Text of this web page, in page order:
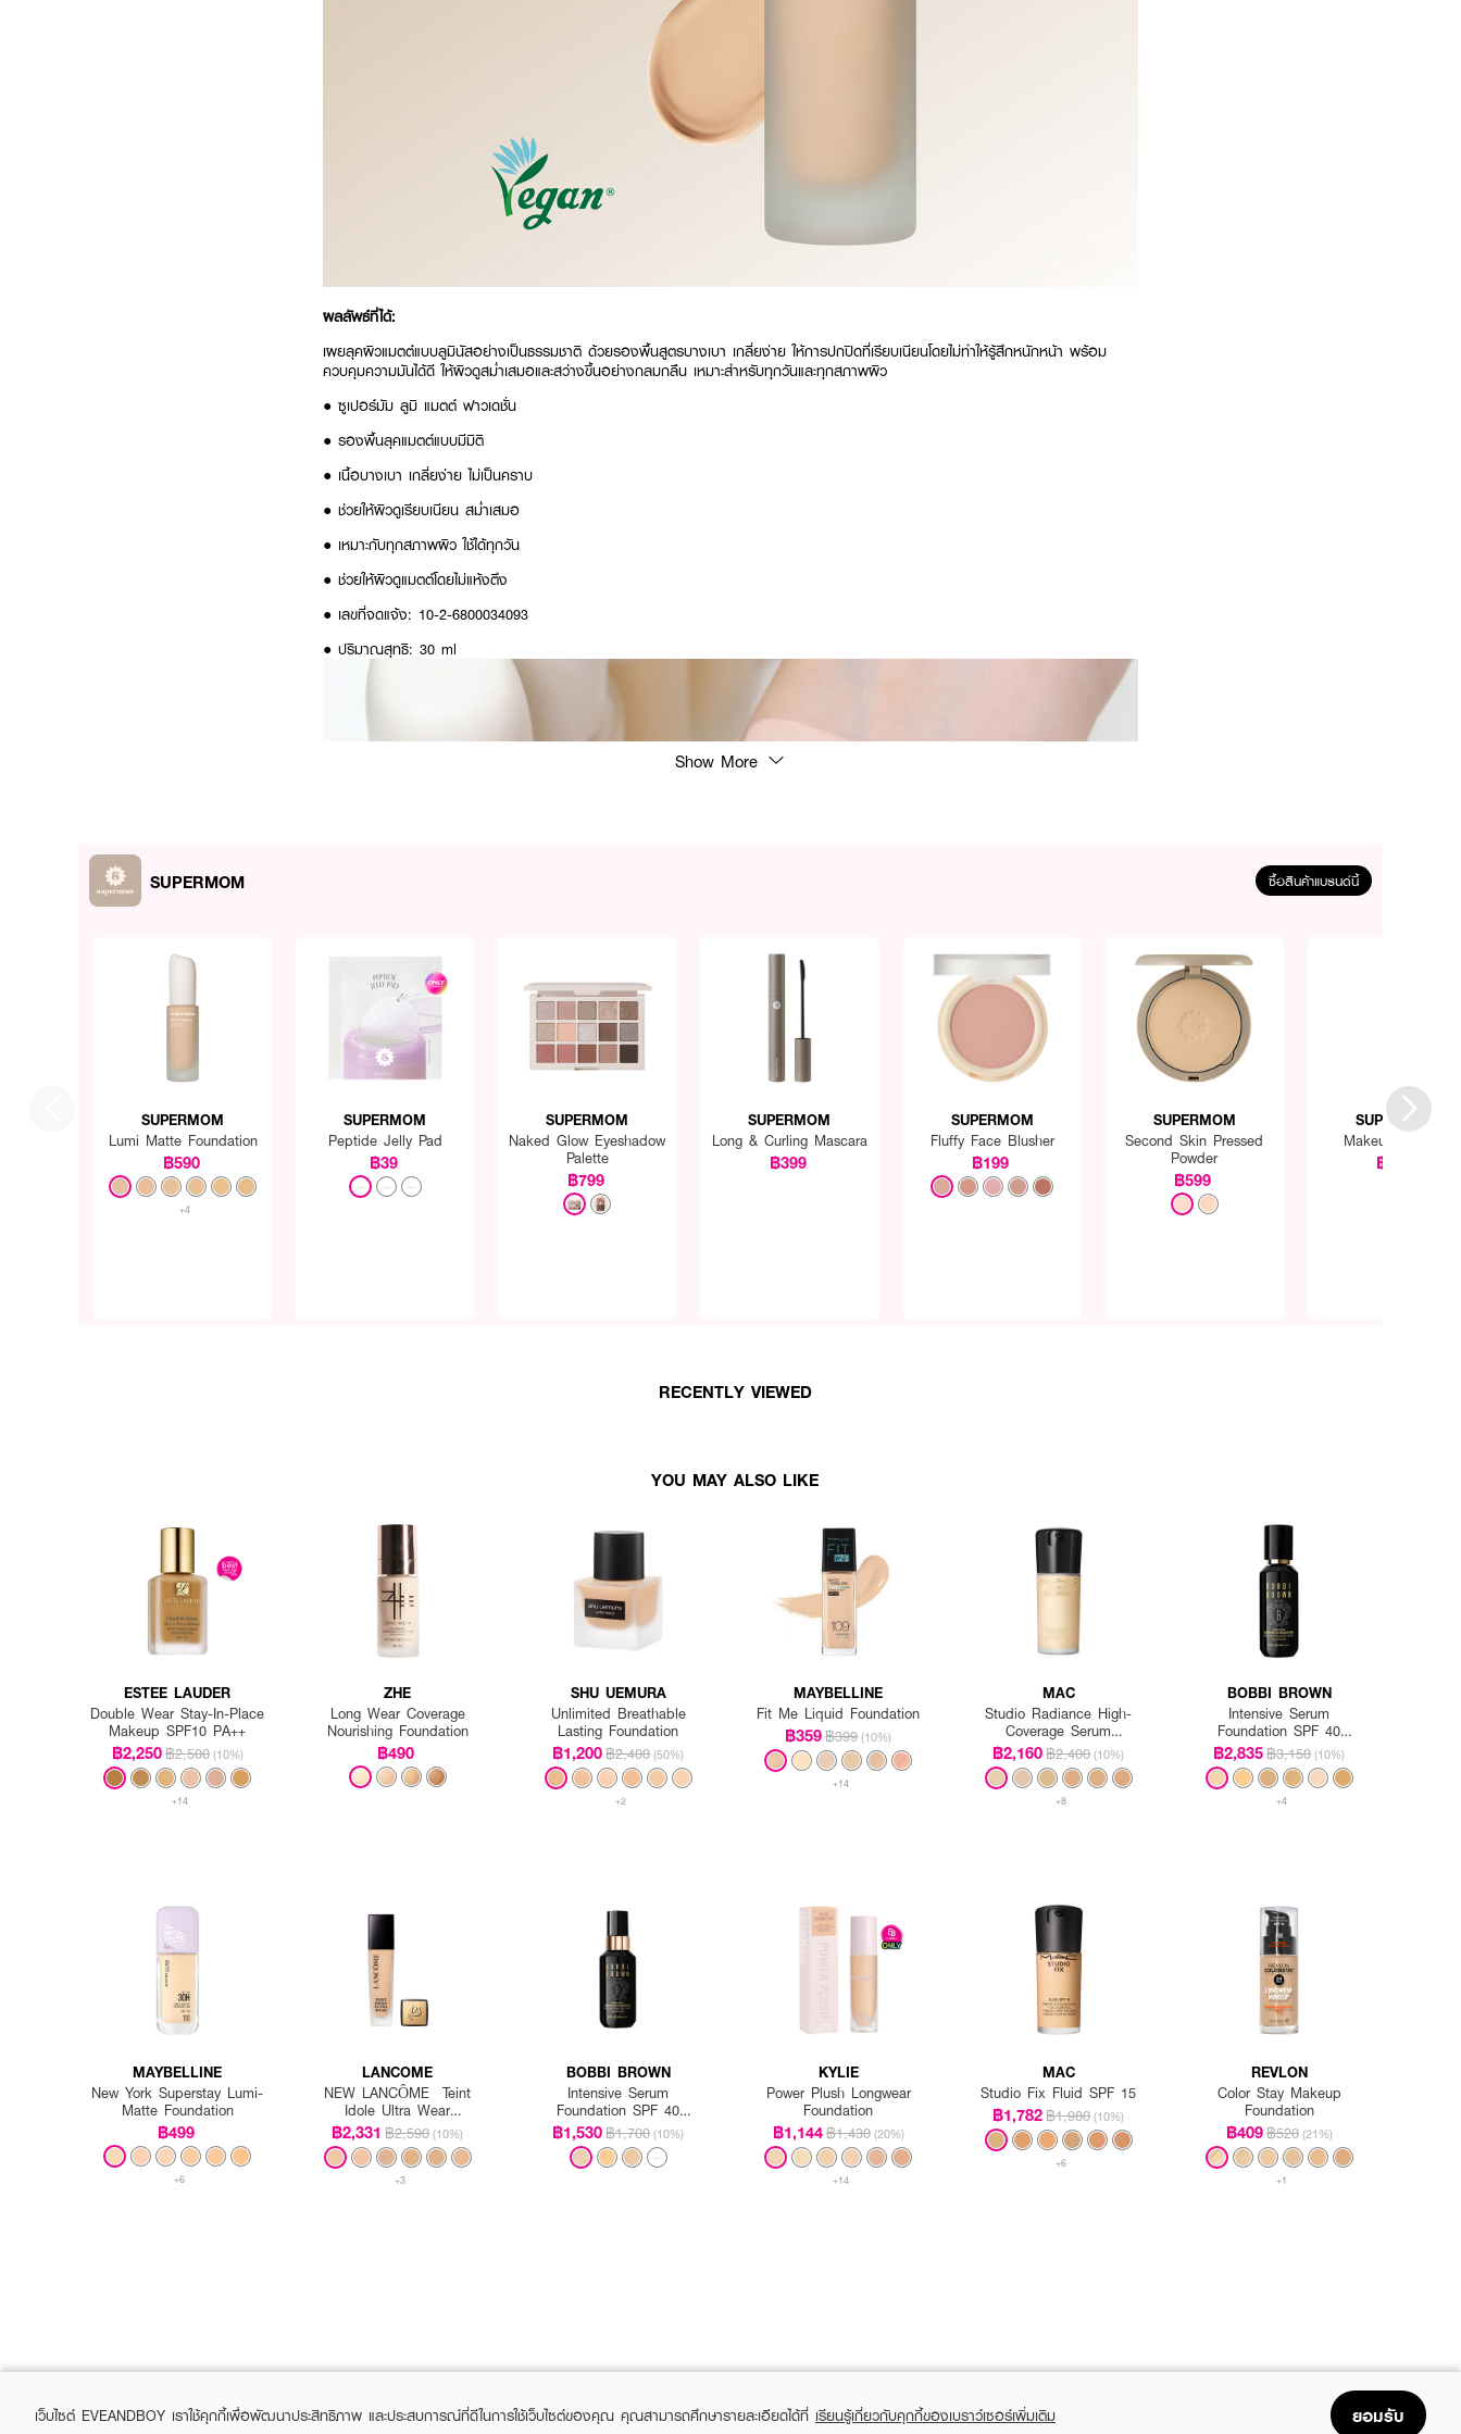
ผลลัพธ์ที่ได้:
เผยลุคผิวแมตต์แบบลูมินัสอย่างเป็นธรรมชาติ ด้วยรองพื้นสูตรบางเบา เกลี่ยง่าย ให้การปกปิดที่เรียบเนียนโดยไม่ทำให้รู้สึกหนักหน้า พร้อม
ควบคุมความมันได้ดี ให้ผิวดูสม่ำเสมอและสว่างขึ้นอย่างกลมกลืน เหมาะสำหรับทุกวันและทุกสภาพผิว
● ซูเปอร์มัม ลูมิ แมตต์ ฟาวเดชั่น
● รองพื้นลุคแมตต์แบบมีมิติ
● เนื้อบางเบา เกลี่ยง่าย ไม่เป็นคราบ
● ช่วยให้ผิวดูเรียบเนียน สม่ำเสมอ
● เหมาะกับทุกสภาพผิว ใช้ได้ทุกวัน
● ช่วยให้ผิวดูแมตต์โดยไม่แห้งตึง
● เลขที่จดแจ้ง: 10-2-6800034093
● ปริมาณสุทธิ: 30 ml
● เขย่าขวดก่อนใช้
● ปั๊มเนื้อรองพื้นในปริมาณที่พอเหมาะลงบนหลังมือ
● ใช้ฟองน้ำหรือแปรงแต่งหน้าค่อย ๆ เกลี่ยให้ทั่วใบหน้า
● สามารถเพิ่มปริมาณเพื่อการปกปิดเพิ่มในจุดที่ต้องการ
Show More
SUPERMOM ซื้อสินค้าแบรนด์นี้
SUPERMOM
Lumi Matte Foundation
฿590
+4
SUPERMOM
Peptide Jelly Pad
฿39
SUPERMOM
Naked Glow Eyeshadow
Palette
฿799
SUPERMOM
Long & Curling Mascara
฿399
SUPERMOM
Fluffy Face Blusher
฿199
SUPERMOM
Second Skin Pressed
Powder
฿599
SUPERMOM
Makeup Spatula
฿169
RECENTLY VIEWED
YOU MAY ALSO LIKE
ESTEE LAUDER
Double Wear Stay-In-Place
Makeup SPF10 PA++
฿2,250฿2,500 (10%)
+14
ZHE
Long Wear Coverage
Nourishing Foundation
฿490
SHU UEMURA
Unlimited Breathable
Lasting Foundation
฿1,200฿2,400 (50%)
+2
MAYBELLINE
Fit Me Liquid Foundation
฿359฿399 (10%)
+14
MAC
Studio Radiance High-
Coverage Serum
Foundation
฿2,160฿2,400 (10%)
+8
BOBBI BROWN
Intensive Serum
Foundation SPF 40
PA++++
฿2,835฿3,150 (10%)
+4
MAYBELLINE
New York Superstay Lumi-
Matte Foundation
฿499
+6
LANCOME
NEW LANCÔME Teint
Idole Ultra Wear
Foundation SPF35
฿2,331 ฿2,590 (10%)
+3
BOBBI BROWN
Intensive Serum
Foundation SPF 40
PA++++
฿1,530฿1,700 (10%)
KYLIE
Power Plush Longwear
Foundation
฿1,144฿1,430 (20%)
+14
MAC
Studio Fix Fluid SPF 15
฿1,782฿1,980 (10%)
+6
REVLON
Color Stay Makeup
Foundation
฿409฿520 (21%)
+1
เว็บไซต์ EVEANDBOY เราใช้คุกกี้เพื่อพัฒนาประสิทธิภาพ และประสบการณ์ที่ดีในการใช้เว็บไซต์ของคุณ คุณสามารถศึกษารายละเอียดได้ที่ เรียนรู้เกี่ยวกับคุกกี้ของเบราว์เซอร์เพิ่มเติม ยอมรับ